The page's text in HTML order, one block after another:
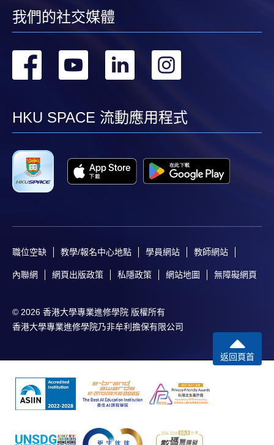
我們的社交媒體
轉
facebook
轉
youtube
轉
linkedin
HKU SPACE 流動應用程式
職位空缺 教學/報名中心地點 學員網站 教師網站
內聯網 網頁出版政策 私隱政策 網站地圖 無障礙網頁
© 2026 香港大學專業進修學院 版權所有
香港大學專業進修學院乃非牟利擔保有限公司
返回頁首